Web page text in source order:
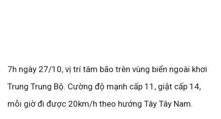
7h ngày 27/10, vị trí tâm bão trên vùng biển ngoài khơi
Trung Trung Bộ. Cường độ mạnh cấp 11, giật cấp 14,
mỗi giờ đi được 20km/h theo hướng Tây Tây Nam.